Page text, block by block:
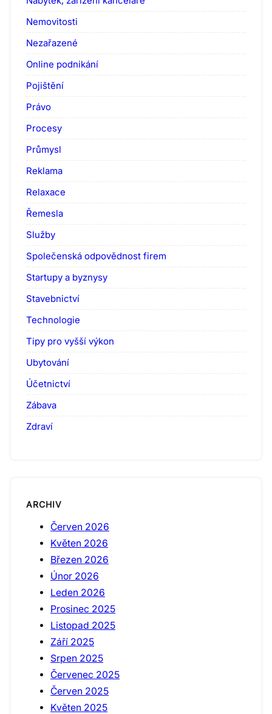
Nemovitosti
Nezařazené
Online podnikání
Pojištění
Právo
Procesy
Průmysl
Reklama
Relaxace
Řemesla
Služby
Společenská odpovědnost firem
Startupy a byznysy
Stavebnictví
Technologie
Tipy pro vyšší výkon
Ubytování
Účetnictví
Zábava
Zdraví
ARCHIV
Červen 2026
Květen 2026
Březen 2026
Únor 2026
Leden 2026
Prosinec 2025
Listopad 2025
Září 2025
Srpen 2025
Červenec 2025
Červen 2025
Květen 2025